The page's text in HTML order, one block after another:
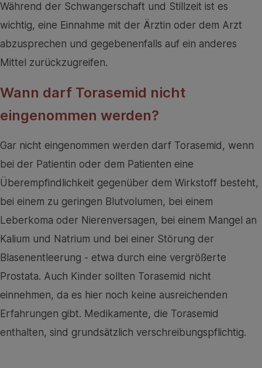
Während der Schwangerschaft und Stillzeit ist es
wichtig, eine Einnahme mit der Ärztin oder dem Arzt
abzusprechen und gegebenenfalls auf ein anderes
Mittel zurückzugreifen.
Wann darf Torasemid nicht
eingenommen werden?
Gar nicht eingenommen werden darf Torasemid, wenn
bei der Patientin oder dem Patienten eine
Überempfindlichkeit gegenüber dem Wirkstoff besteht,
bei einem zu geringen Blutvolumen, bei einem
Leberkoma oder Nierenversagen, bei einem Mangel an
Kalium und Natrium und bei einer Störung der
Blasenentleerung - etwa durch eine vergrößerte
Prostata. Auch Kinder sollten Torasemid nicht
einnehmen, da es hier noch keine ausreichenden
Erfahrungen gibt. Medikamente, die Torasemid
enthalten, sind grundsätzlich verschreibungspflichtig.